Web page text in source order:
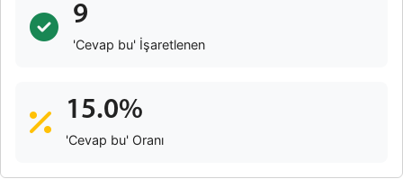
9
'Cevap bu' İşaretlenen
15.0%
'Cevap bu' Oranı